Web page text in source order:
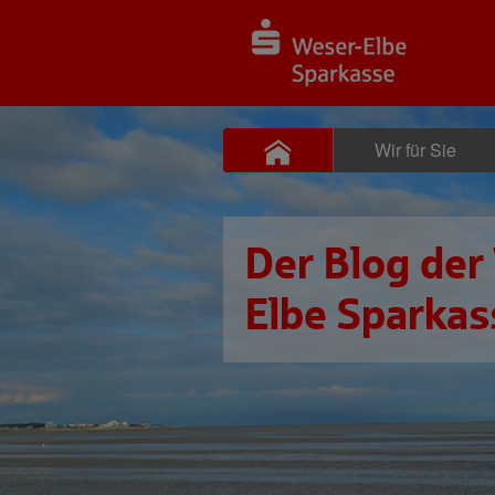
Wir für Sie
Der Blog der
Elbe